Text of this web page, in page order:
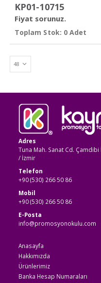
KP01-10715
Fiyat sorunuz.
Toplam Stok: 0 Adet
Adres
Tuna Mah. Sanat Cd.
/ İzmir
Telefon
+90 (530) 266 50 86
Mobil
+90 (530) 266 50 86
E-Posta
info@promosyonokulu.com
Anasayfa
Hakkımızda
Ürünlerimiz
Banka Hesap Numaraları